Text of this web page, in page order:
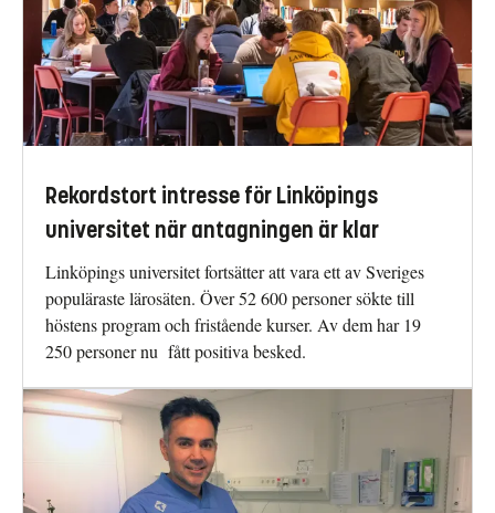
Rekordstort intresse för Linköpings
universitet när antagningen är klar
Linköpings universitet fortsätter att vara ett av Sveriges
populäraste lärosäten. Över 52 600 personer sökte till
höstens program och fristående kurser. Av dem har 19
250 personer nu fått positiva besked.